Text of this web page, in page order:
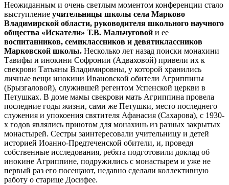
Неожиданным и очень светлым моментом конференции стало
выступление учительницы школы села Марково
Владимирской области, руководителя школьного научного
общества «Искатели» Т.В. Мальчуговой и ее
воспитанников, семиклассников и девятиклассников
Марковской школы. Несколько лет назад поиски монахини
Тавифы и инокини Софронии (Адваховой) привели их к
свекрови Татьяны Владимировны, у которой хранились
личные вещи инокини Ивановской обители Агриппины
(Брызгаловой), служившей регентом Успенской церкви в
Петушках. В доме мамы свекрови мать Агриппина провела
последние годы жизни, сами же Петушки, место последнего
служения и упокоения святителя Афанасия (Сахарова), с 1930-
х годов являлись приютом для монахинь из разных закрытых
монастырей. Сестры заинтересовали учительницу и детей
историей Иоанно-Предтеченской обители, и, проведя
собственные исследования, ребята подготовили доклад об
инокине Агриппине, подружились с монастырем и уже не
первый раз его посещают, недавно сделали коллективную
работу о старице Досифее.